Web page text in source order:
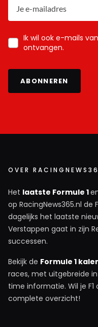
Ik wil ook e-mails
ontvangen.
ABONNEREN
OVER
Het laatste Formule 1
op RacingNews365.nl de
dagelijks het laatste
Verstappen gaat in zijn
successen.
Bekijk de Formule 1
races, met uitgebreide
time informatie. Wil je F1
complete overzicht!